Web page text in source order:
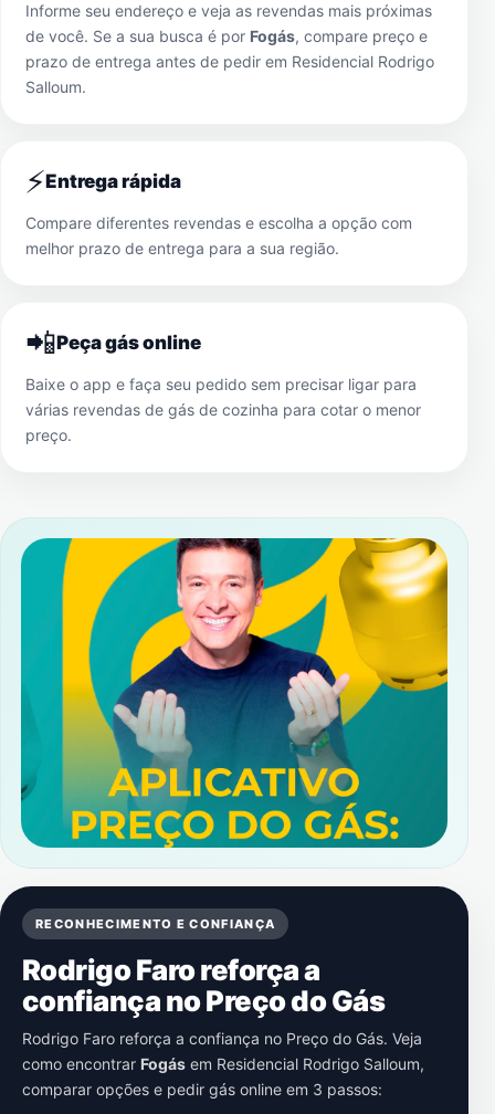
Informe seu endereço e veja as revendas mais próximas
de você. Se a sua busca é por Fogás, compare preço e
prazo de entrega antes de pedir em Residencial Rodrigo
Salloum.
⚡Entrega rápida
Compare diferentes revendas e escolha a opção com
melhor prazo de entrega para a sua região.
📲Peça gás online
Baixe o app e faça seu pedido sem precisar ligar para
várias revendas de gás de cozinha para cotar o menor
preço.
RECONHECIMENTO E CONFIANÇA
Rodrigo Faro reforça a
confiança no Preço do Gás
Rodrigo Faro reforça a confiança no Preço do Gás. Veja
como encontrar Fogás em Residencial Rodrigo Salloum,
comparar opções e pedir gás online em 3 passos: